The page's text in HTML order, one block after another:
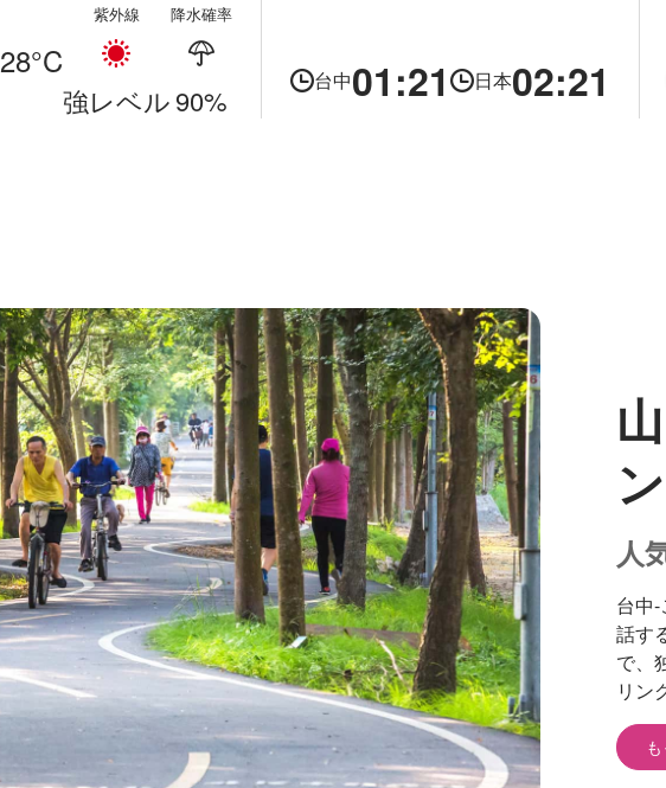
28°C
紫外線
強レベル
降水確率
90%
台中01:21 日本02:21
人
台中
話す
で、
リン